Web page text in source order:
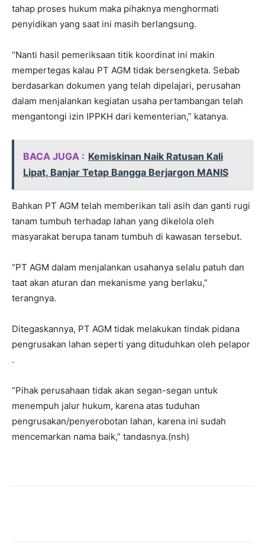
tahap proses hukum maka pihaknya menghormati
penyidikan yang saat ini masih berlangsung.
“Nanti hasil pemeriksaan titik koordinat ini makin
mempertegas kalau PT AGM tidak bersengketa. Sebab
berdasarkan dokumen yang telah dipelajari, perusahan
dalam menjalankan kegiatan usaha pertambangan telah
mengantongi izin IPPKH dari kementerian,” katanya.
BACA JUGA : Kemiskinan Naik Ratusan Kali
Lipat, Banjar Tetap Bangga Berjargon MANIS
Bahkan PT AGM telah memberikan tali asih dan ganti rugi
tanam tumbuh terhadap lahan yang dikelola oleh
masyarakat berupa tanam tumbuh di kawasan tersebut.
“PT AGM dalam menjalankan usahanya selalu patuh dan
taat akan aturan dan mekanisme yang berlaku,”
terangnya.
Ditegaskannya, PT AGM tidak melakukan tindak pidana
pengrusakan lahan seperti yang dituduhkan oleh pelapor
.
“Pihak perusahaan tidak akan segan-segan untuk
menempuh jalur hukum, karena atas tuduhan
pengrusakan/penyerobotan lahan, karena ini sudah
mencemarkan nama baik,” tandasnya.(nsh)